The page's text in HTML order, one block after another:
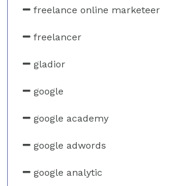
freelance online marketeer
freelancer
gladior
google
google academy
google adwords
google analytic